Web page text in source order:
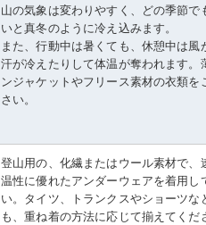
山の気象は変わりやすく、どの季節で
いと真冬のように冷え込みます。
また、行動中は暑くても、休憩中は風
汗が冷えたりして体温が奪われます。
ンジャケットやフリース素材の衣類を
さい。
登山用の、化繊またはウール素材で、
温性に優れたアンダーウェアを着用し
い。タイツ、トランクスやショーツな
も、重ね着の方法に応じて揃えてくだ